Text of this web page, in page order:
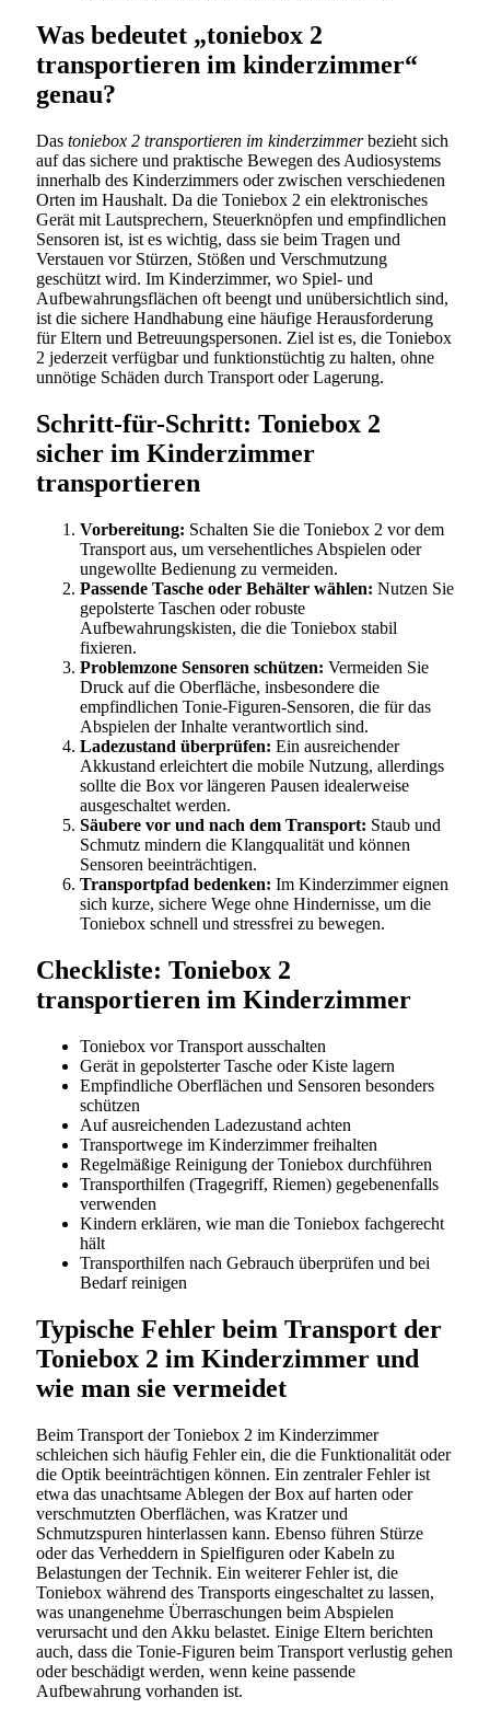
Was bedeutet „toniebox 2
transportieren im kinderzimmer“
genau?
Das toniebox 2 transportieren im kinderzimmerbezieht sich
auf das sichere und praktische Bewegen des Audiosystems
innerhalb des Kinderzimmers oder zwischen verschiedenen
Orten im Haushalt. Da die Toniebox 2 ein elektronisches
Gerät mit Lautsprechern, Steuerknöpfen und empfindlichen
Sensoren ist, ist es wichtig, dass sie beim Tragen und
Verstauen vor Stürzen, Stößen und Verschmutzung
geschützt wird. Im Kinderzimmer, wo Spiel- und
Aufbewahrungsflächen oft beengt und unübersichtlich sind,
ist die sichere Handhabung eine häufige Herausforderung
für Eltern und Betreuungspersonen. Ziel ist es, die Toniebox
2 jederzeit verfügbar und funktionstüchtig zu halten, ohne
unnötige Schäden durch Transport oder Lagerung.
Schritt-für-Schritt: Toniebox 2
sicher im Kinderzimmer
transportieren
Vorbereitung: Schalten Sie die Toniebox 2 vor dem
Transport aus, um versehentliches Abspielen oder
ungewollte Bedienung zu vermeiden.
Passende Tasche oder Behälter wählen: Nutzen Sie
gepolsterte Taschen oder robuste
Aufbewahrungskisten, die die Toniebox stabil
fixieren.
Problemzone Sensoren schützen: Vermeiden Sie
Druck auf die Oberfläche, insbesondere die
empfindlichen Tonie-Figuren-Sensoren, die für das
Abspielen der Inhalte verantwortlich sind.
Ladezustand überprüfen: Ein ausreichender
Akkustand erleichtert die mobile Nutzung, allerdings
sollte die Box vor längeren Pausen idealerweise
ausgeschaltet werden.
Säubere vor und nach dem Transport: Staub und
Schmutz mindern die Klangqualität und können
Sensoren beeinträchtigen.
Transportpfad bedenken: Im Kinderzimmer eignen
sich kurze, sichere Wege ohne Hindernisse, um die
Toniebox schnell und stressfrei zu bewegen.
Checkliste: Toniebox 2
transportieren im Kinderzimmer
Toniebox vor Transport ausschalten
Gerät in gepolsterter Tasche oder Kiste lagern
Empfindliche Oberflächen und Sensoren besonders
schützen
Auf ausreichenden Ladezustand achten
Transportwege im Kinderzimmer freihalten
Regelmäßige Reinigung der Toniebox durchführen
Transporthilfen (Tragegriff, Riemen) gegebenenfalls
verwenden
Kindern erklären, wie man die Toniebox fachgerecht
hält
Transporthilfen nach Gebrauch überprüfen und bei
Bedarf reinigen
Typische Fehler beim Transport der
Toniebox 2 im Kinderzimmer und
wie man sie vermeidet
Beim Transport der Toniebox 2 im Kinderzimmer
schleichen sich häufig Fehler ein, die die Funktionalität oder
die Optik beeinträchtigen können. Ein zentraler Fehler ist
etwa das unachtsame Ablegen der Box auf harten oder
verschmutzten Oberflächen, was Kratzer und
Schmutzspuren hinterlassen kann. Ebenso führen Stürze
oder das Verheddern in Spielfiguren oder Kabeln zu
Belastungen der Technik. Ein weiterer Fehler ist, die
Toniebox während des Transports eingeschaltet zu lassen,
was unangenehme Überraschungen beim Abspielen
verursacht und den Akku belastet. Einige Eltern berichten
auch, dass die Tonie-Figuren beim Transport verlustig gehen
oder beschädigt werden, wenn keine passende
Aufbewahrung vorhanden ist.